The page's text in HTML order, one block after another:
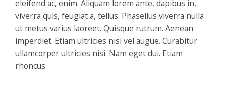
eleifend ac, enim. Aliquam lorem ante, dapibus in,
viverra quis, feugiat a, tellus. Phasellus viverra nulla
ut metus varius laoreet. Quisque rutrum. Aenean
imperdiet. Etiam ultricies nisi vel augue. Curabitur
ullamcorper ultricies nisi. Nam eget dui. Etiam
rhoncus.